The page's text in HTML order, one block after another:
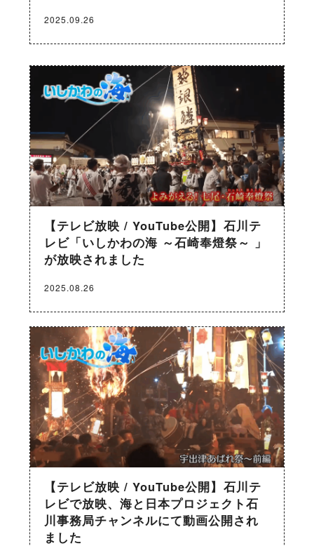
2025.09.26
【テレビ放映 / YouTube公開】石川テ
レビ「いしかわの海 ～石崎奉燈祭～ 」
が放映されました
2025.08.26
【テレビ放映 / YouTube公開】石川テ
レビで放映、海と日本プロジェクト石
川事務局チャンネルにて動画公開され
ました